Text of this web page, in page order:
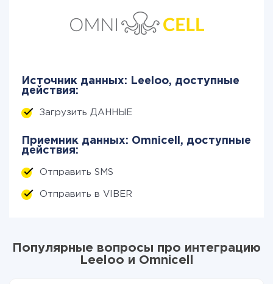
Источник данных: Leeloo, доступные
действия:
Загрузить ДАННЫЕ
Приемник данных: Omnicell, доступные
действия:
Отправить SMS
Отправить в VIBER
Популярные вопросы про интеграцию
Leeloo и Omnicell